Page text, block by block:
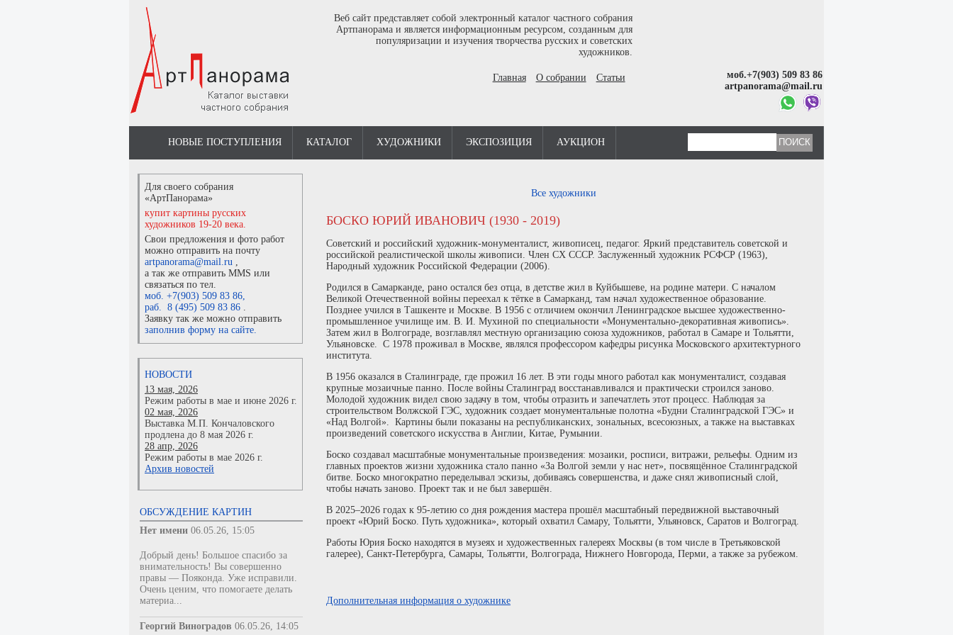
Веб сайт представляет собой электронный каталог частного собрания
Артпанорама и является информационным ресурсом, созданным для
популяризации и изучения творчества русских и советских
художников.
Главная О собрании Статьи
моб.+7(903) 509 83 86
artpanorama@mail.ru
НОВЫЕ ПОСТУПЛЕНИЯ КАТАЛОГ ХУДОЖНИКИ ЭКСПОЗИЦИЯ АУКЦИОН
Для своего собрания
«АртПанорама»
купит картины русских
художников 19-20 века.
Свои предложения и фото работ
можно отправить на почту
artpanorama@mail.ru ,
а так же отправить MMS или
связаться по тел.
моб. +7(903) 509 83 86,
раб. 8 (495) 509 83 86 .
Заявку так же можно отправить
заполнив форму на сайте.
НОВОСТИ
13 мая, 2026
Режим работы в мае и июне 2026 г.
02 мая, 2026
Выставка М.П. Кончаловского
продлена до 8 мая 2026 г.
28 апр, 2026
Режим работы в мае 2026 г.
Архив новостей
ОБСУЖДЕНИЕ КАРТИН
Нет имени 06.05.26, 15:05
Добрый день! Большое спасибо за
внимательность! Вы совершенно
правы — Пояконда. Уже исправили.
Очень ценим, что помогаете делать
материа...
Георгий Виноградов 06.05.26, 14:05
Все художники
БОСКО ЮРИЙ ИВАНОВИЧ (1930 - 2019)
Советский и российский художник-монументалист, живописец, педагог. Яркий представитель советской и
российской реалистической школы живописи. Член СХ СССР. Заслуженный художник РСФСР (1963),
Народный художник Российской Федерации (2006).
Родился в Самарканде, рано остался без отца, в детстве жил в Куйбышеве, на родине матери. С началом
Великой Отечественной войны переехал к тётке в Самарканд, там начал художественное образование.
Позднее учился в Ташкенте и Москве. В 1956 с отличием окончил Ленинградское высшее художественно-
промышленное училище им. В. И. Мухиной по специальности «Монументально-декоративная живопись».
Затем жил в Волгограде, возглавлял местную организацию союза художников, работал в Самаре и Тольятти,
Ульяновске. С 1978 проживал в Москве, являлся профессором кафедры рисунка Московского архитектурного
института.
В 1956 оказался в Сталинграде, где прожил 16 лет. В эти годы много работал как монументалист, создавая
крупные мозаичные панно. После войны Сталинград восстанавливался и практически строился заново.
Молодой художник видел свою задачу в том, чтобы отразить и запечатлеть этот процесс. Наблюдая за
строительством Волжской ГЭС, художник создает монументальные полотна «Будни Сталинградской ГЭС» и
«Над Волгой». Картины были показаны на республиканских, зональных, всесоюзных, а также на выставках
произведений советского искусства в Англии, Китае, Румынии.
Боско создавал масштабные монументальные произведения: мозаики, росписи, витражи, рельефы. Одним из
главных проектов жизни художника стало панно «За Волгой земли у нас нет», посвящённое Сталинградской
битве. Боско многократно переделывал эскизы, добиваясь совершенства, и даже снял живописный слой,
чтобы начать заново. Проект так и не был завершён.
В 2025–2026 годах к 95-летию со дня рождения мастера прошёл масштабный передвижной выставочный
проект «Юрий Боско. Путь художника», который охватил Самару, Тольятти, Ульяновск, Саратов и Волгоград.
Работы Юрия Боско находятся в музеях и художественных галереях Москвы (в том числе в Третьяковской
галерее), Санкт-Петербурга, Самары, Тольятти, Волгограда, Нижнего Новгорода, Перми, а также за рубежом.
Дополнительная информация о художнике